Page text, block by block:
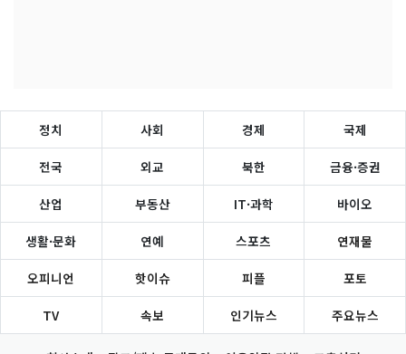
정치 사회 경제 국제
전국 외교 북한 금융·증권
산업 부동산 IT·과학 바이오
생활·문화 연예 스포츠 연재물
오피니언 핫이슈 피플 포토
TV 속보 인기뉴스 주요뉴스